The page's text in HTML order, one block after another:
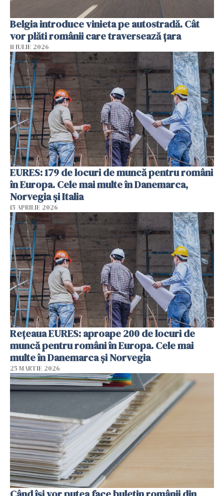
Belgia introduce vinieta pe autostradă. Cât
vor plăti românii care traversează țara
11 IULIE 2026
EURES: 179 de locuri de muncă pentru români
în Europa. Cele mai multe în Danemarca,
Norvegia și Italia
15 APRILIE 2026
Rețeaua EURES: aproape 200 de locuri de
muncă pentru români în Europa. Cele mai
multe în Danemarca și Norvegia
25 MARTIE 2026